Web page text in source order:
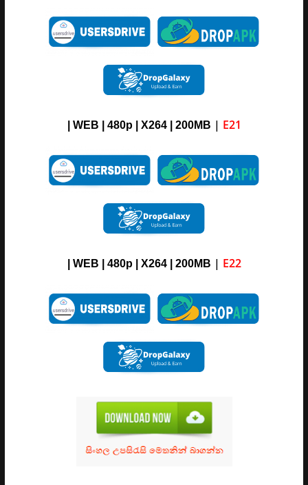
| WEB | 480p | X264 | 200MB | E21
| WEB | 480p | X264 | 200MB | E22